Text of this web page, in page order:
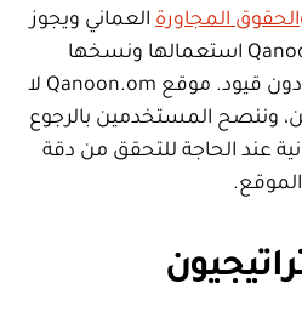
المجاورة العماني ويجوز
لمستخدمي موقع Qanoon.om استعمالها ونسخها
ونشرها وترجمتها مجانا ودون قيود. موقع Qanoon.om لا
وننصح المستخدمين بالرجوع
عند الحاجة للتحقق من دقة